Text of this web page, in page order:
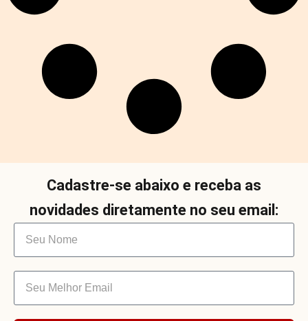
Cadastre-se abaixo e receba as
novidades diretamente no seu email: